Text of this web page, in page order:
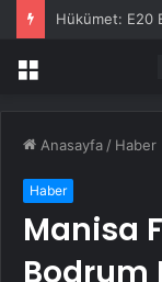
Hükümet: E20
Menü
Anasayfa / Haber
Haber
Manisa
Bodrum